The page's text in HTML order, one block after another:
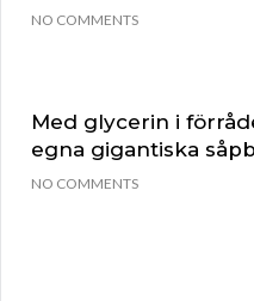
NO COMMENTS
Med glycerin i
egna gigantiska
NO COMMENTS